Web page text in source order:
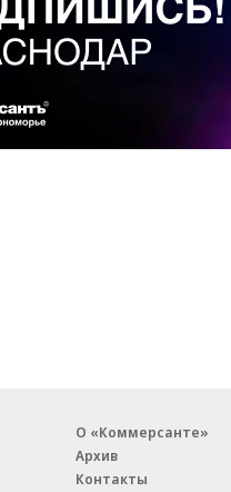
О «Коммерсанте»
Архив
Контакты